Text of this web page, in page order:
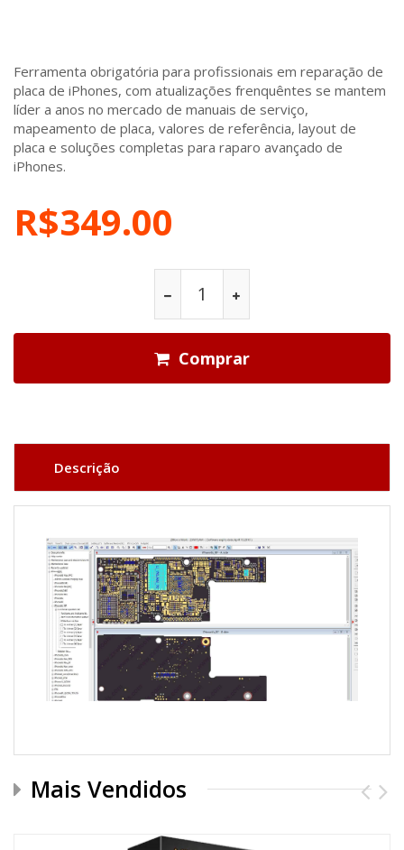
Ferramenta obrigatória para profissionais em reparação de
placa de iPhones, com atualizações frenquêntes se mantem
líder a anos no mercado de manuais de serviço,
mapeamento de placa, valores de referência, layout de
placa e soluções completas para raparo avançado de
iPhones.
R$349.00
Comprar
Descrição
Mais Vendidos